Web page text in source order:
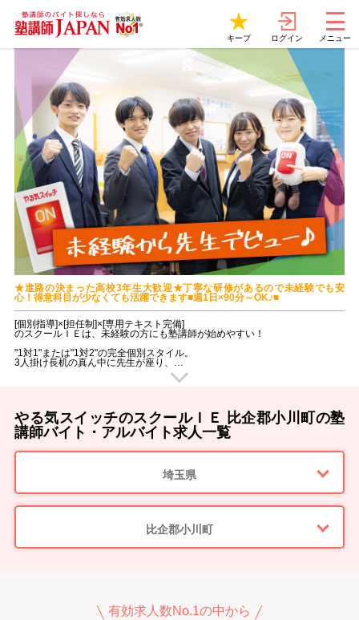
キープ ログイン メニュー
★進路の決まった高校3年生大歓迎★丁寧な研修があるので未経験でも安
心！得意科目が少なくても活躍できます■週1日×90分～OK♪■
[個別指導]×[担任制]×[専用テキスト完備]
のスクールＩＥは、未経験の方にも塾講師が始めやすい！
"1対1"または"1対2"の完全個別スタイル。
3人掛け長机の真ん中に先生が座り、
生徒のすぐ隣で勉強を教えていただきます。
「今の言い方だと伝わらなかったかな？」
「困った表情をしているからもう少し補足が必要かな？」
子どもたちのすぐ近くにいるからこそ、
ちょっとした変化にも気づけて教えやすいのです。
その瞬間を見られるのは個別指導ならではのヤリガイです。
・手洗いやアルコール消毒の徹底
・教室内の消毒（教室内や備品など毎日の消毒を徹底しています）
・随時室内の換気を行っています
スクールIEでのバイトのこと、研修のこと、就職活動のことなど…
何でも先輩講師に相談できる環境です！
やる気スイッチのスクールＩＥ 比企郡小川町の塾
講師バイト・アルバイト求人一覧
埼玉県
比企郡小川町
有効求人数No.1の中から